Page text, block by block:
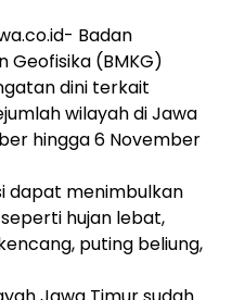
Badan
Geofisika (BMKG)
dini terkait
wilayah di Jawa
hingga 6 November
dapat menimbulkan
hujan lebat,
puting beliung,